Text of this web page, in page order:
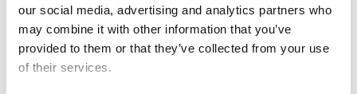
our social media, advertising and analytics partners who
may combine it with other information that you’ve
provided to them or that they’ve collected from your use
of their services.
全統合
2026.06.30 プレスリリース
プレミアグループ、育児短時間勤務を「小学校卒業まで（最